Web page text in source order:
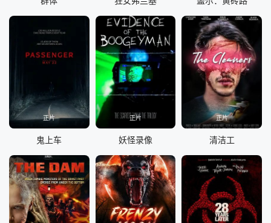
正片
鬼上车
正片
妖怪录像
正片
清洁工